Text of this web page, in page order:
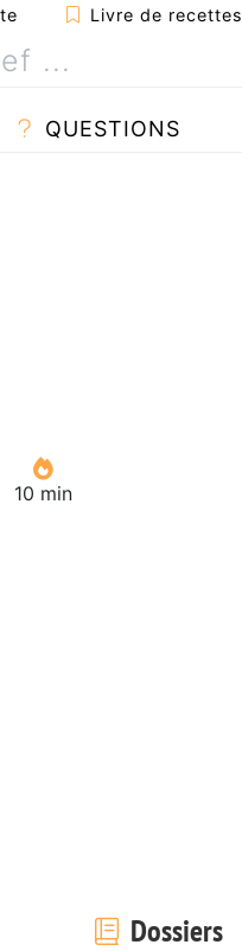
Livre de recettes
QUESTIONS
10 min
Dossiers